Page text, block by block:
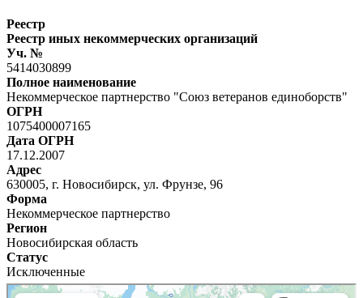
Реестр
Реестр иных некоммерческих организаций
Уч. №
5414030899
Полное наименование
Некоммерческое партнерство "Союз ветеранов единоборств"
ОГРН
1075400007165
Дата ОГРН
17.12.2007
Адрес
630005, г. Новосибирск, ул. Фрунзе, 96
Форма
Некоммерческое партнерство
Регион
Новосибирская область
Статус
Исключенные